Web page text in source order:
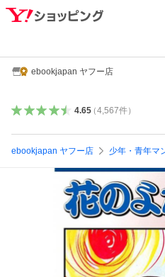
ebookjapan ヤフー店
4.65（4,567件）
ebookjapan ヤフー店 少年・青年マ